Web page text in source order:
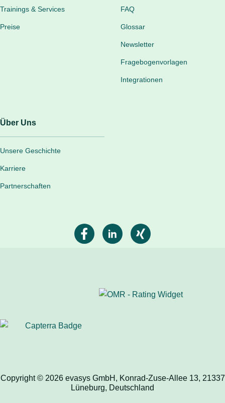
Trainings & Services
Preise
FAQ
Glossar
Newsletter
Fragebogenvorlagen
Integrationen
Über Uns
Unsere Geschichte
Karriere
Partnerschaften
Copyright © 2026 evasys GmbH, Konrad-Zuse-Allee 13, 21337
Lüneburg, Deutschland